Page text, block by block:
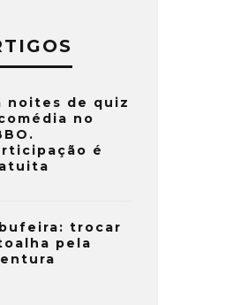
noites de quiz
no
é
trocar
pela